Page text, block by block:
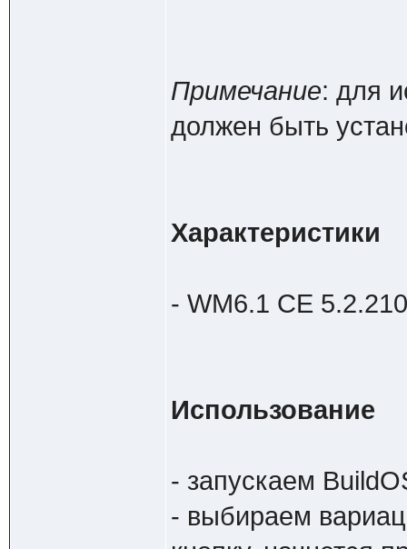
Примечание: для
должен быть
Характеристики
- WM6.1 CE
Использование
- запускаем
- выбираем